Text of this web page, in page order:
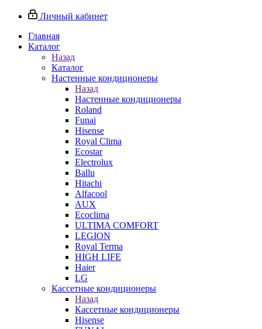
Личный кабинет
Главная
Каталог
Назад
Каталог
Настенные кондиционеры
Назад
Настенные кондиционеры
Roland
Funai
Hisense
Royal Clima
Ecostar
Electrolux
Ballu
Hitachi
Alfacool
AUX
Ecoclima
ULTIMA COMFORT
LEGION
Royal Terma
HIGH LIFE
Haier
LG
Кассетные кондиционеры
Назад
Кассетные кондиционеры
Hisense